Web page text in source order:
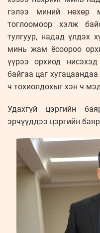
гэлээ миний нөхөр
тоглоомоор хэлж
тулгуур, надад үлдэх
минь жам ёсоороо
үүрээ орхиод
байгаа цаг
ч тохиолдохыг хэн ч
Удахгүй цэргийн
эрчүүддээ цэргийн